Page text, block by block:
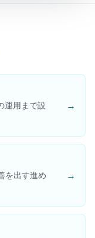
運用まで設
→
を出す進め
→